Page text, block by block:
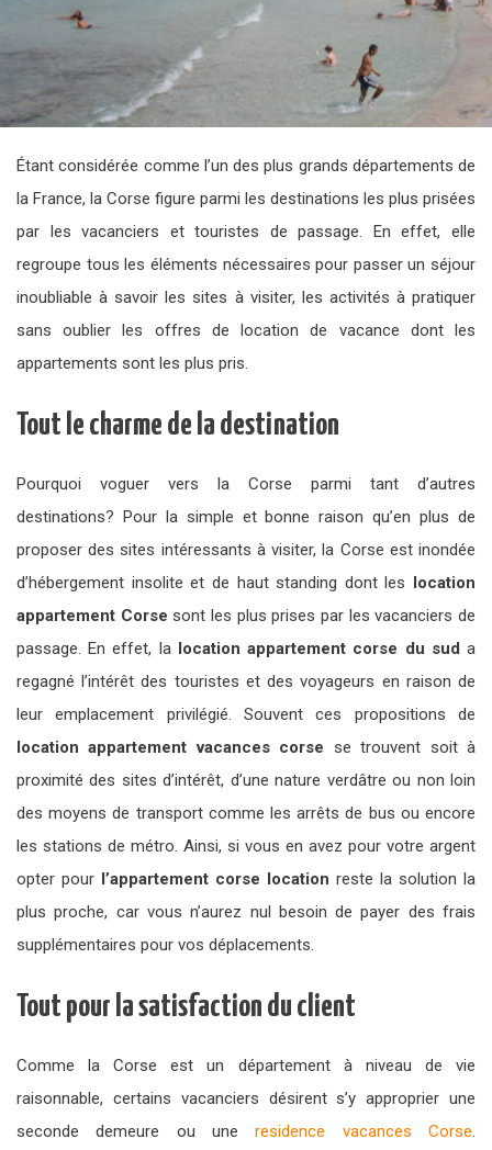
Étant considérée comme l’un des plus grands départements de
la France, la Corse figure parmi les destinations les plus prisées
par les vacanciers et touristes de passage. En effet, elle
regroupe tous les éléments nécessaires pour passer un séjour
inoubliable à savoir les sites à visiter, les activités à pratiquer
sans oublier les offres de location de vacance dont les
appartements sont les plus pris.
Tout le charme de la destination
Pourquoi voguer vers la Corse parmi tant d’autres
destinations? Pour la simple et bonne raison qu’en plus de
proposer des sites intéressants à visiter, la Corse est inondée
d’hébergement insolite et de haut standing dont les
location
appartement Corse sont les plus prises par les vacanciers de
passage. En effet, la
location appartement corse du sud a
regagné l’intérêt des touristes et des voyageurs en raison de
leur emplacement privilégié. Souvent ces propositions de
location appartement vacances corse se trouvent soit à
proximité des sites d’intérêt, d’une nature verdâtre ou non loin
des moyens de transport comme les arrêts de bus ou encore
les stations de métro. Ainsi, si vous en avez pour votre argent
opter pour l’appartement corse location reste la solution la
plus proche, car vous n’aurez nul besoin de payer des frais
supplémentaires pour vos déplacements.
Tout pour la satisfaction du client
Comme la Corse est un département à niveau de vie
raisonnable, certains vacanciers désirent s’y approprier une
seconde demeure ou uneresidence vacances Corse.